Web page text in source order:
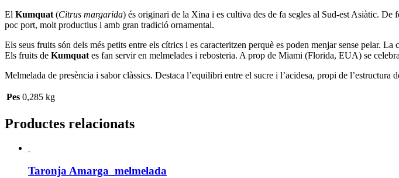
El Kumquat (Citrus margarida) és originari de la Xina i es cultiva des de fa segles al Sud-est Asiàtic. De
poc port, molt productius i amb gran tradició ornamental.
Els seus fruits són dels més petits entre els cítrics i es caracteritzen perquè es poden menjar sense pelar.
Els fruits de Kumquat es fan servir en melmelades i rebosteria. A prop de Miami (Florida, EUA) se
Melmelada de presència i sabor clàssics. Destaca l’equilibri entre el sucre i l’acidesa, propi de
Pes 0,285 kg
Productes relacionats
Taronja Amarga_melmelada